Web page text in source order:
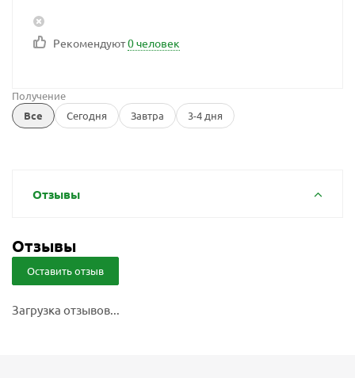
Рекомендуют0 человек
Получение
Все
Сегодня Завтра 3-4 дня
Отзывы
Отзывы
Оставить отзыв
Загрузка отзывов...